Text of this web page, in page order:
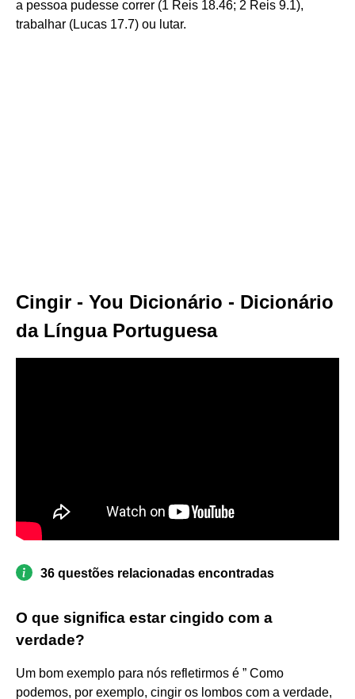
a pessoa pudesse correr (1 Reis 18.46; 2 Reis 9.1),
trabalhar (Lucas 17.7) ou lutar.
Cingir - You Dicionário - Dicionário
da Língua Portuguesa
36 questões relacionadas encontradas
O que significa estar cingido com a
verdade?
Um bom exemplo para nós refletirmos é ” Como
podemos, por exemplo, cingir os lombos com a verdade,